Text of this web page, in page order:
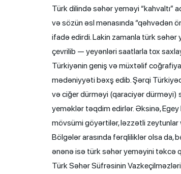
Türk dilində səhər yeməyi “kahvaltı”
və sözün əsl mənasında “qəhvədən
ifadə edirdi. Lakin zamanla türk səhər
çevrilib — yeyənləri saatlarla tox
Türkiyənin geniş və müxtəlif
mədəniyyəti bəxş edib. Şərqi
və ciğer dürməyi (qaraciyər dürməyi)
yeməklər təqdim edirlər. Əksinə,
mövsümi göyərtilər, ləzzətli
Bölgələr arasında fərqliliklər olsa da,
ənənə isə türk səhər yeməyini təkcə
Türk Səhər Süfrəsinin Vazkeçilməzləri